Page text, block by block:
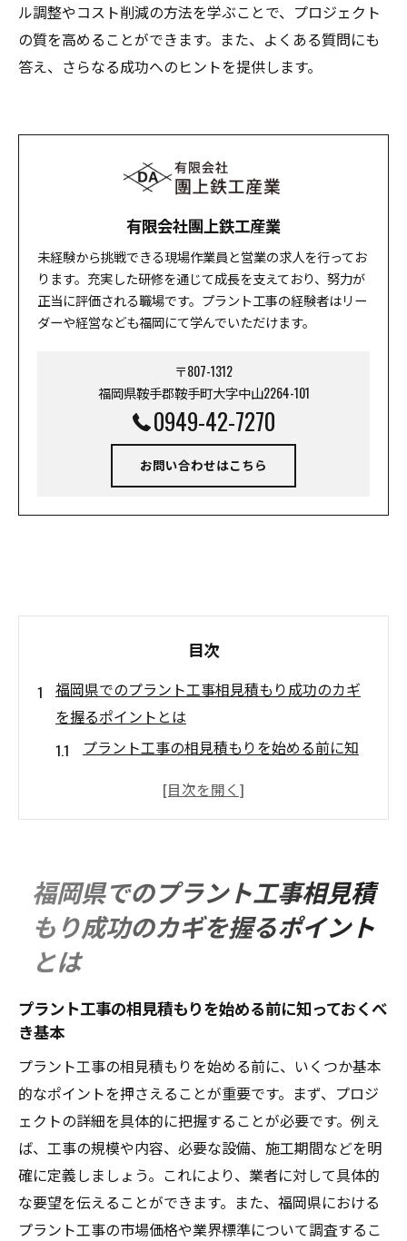
ル調整やコスト削減の方法を学ぶことで、プロジェクト
の質を高めることができます。また、よくある質問にも
答え、さらなる成功へのヒントを提供します。
有限会社團上鉄工産業
未経験から挑戦できる現場作業員と営業の求人を行ってお
ります。充実した研修を通じて成長を支えており、努力が
正当に評価される職場です。プラント工事の経験者はリー
ダーや経営なども福岡にて学んでいただけます。
〒807-1312
福岡県鞍手郡鞍手町大字中山2264-101
0949-42-7270
お問い合わせはこちら
目次
福岡県でのプラント工事相見積もり成功のカギ
を握るポイントとは
プラント工事の相見積もりを始める前に知
福岡県での適切な業者選びのための基準
プラント工事の品質を左右する見積書の注
意点
プラント工事相見積もりで見落としがちな福岡
県特有の注意点
地域特性を踏まえたプラント工事の計画立
案
地元条例が影響する工事スケジュールの調
整
福岡県独自の規制に関する最新情報
相見積もり時に考慮すべき福岡の地理的条
福岡県でのプラント工事相見積
もり成功のカギを握るポイント
とは
プラント工事の相見積もりを始める前に知っておくべ
き基本
プラント工事の相見積もりを始める前に、いくつか基本
的なポイントを押さえることが重要です。まず、プロジ
ェクトの詳細を具体的に把握することが必要です。例え
ば、工事の規模や内容、必要な設備、施工期間などを明
確に定義しましょう。これにより、業者に対して具体的
な要望を伝えることができます。また、福岡県における
プラント工事の市場価格や業界標準について調査するこ